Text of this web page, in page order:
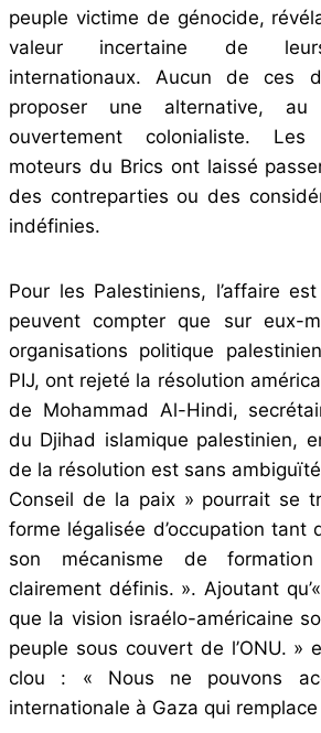
peuple victime de génocide,
valeur incertaine de leurs
internationaux. Aucun de ces
proposer une alternative, au
ouvertement colonialiste.
moteurs du Brics ont laissé
des contreparties ou des
indéfinies.
Pour les Palestiniens, l’affaire
peuvent compter que sur eux-
organisations politique
PIJ, ont rejeté la résolution
de Mohammad Al-Hindi,
du Djihad islamique palestinien,
de la résolution est sans
Conseil de la paix » pourrait se
forme légalisée d’occupation tant
son mécanisme de
clairement définis. ». Ajoutant
que la vision israélo-américaine
peuple sous couvert de l’ONU. »
clou : « Nous ne pouvons
internationale à Gaza qui remplace